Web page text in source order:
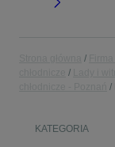
KATEGORIA